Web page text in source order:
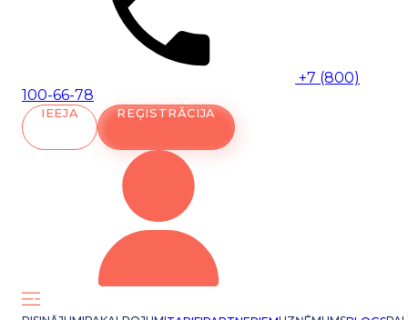
+7 (800)
100-66-78
IEEJA REĢISTRĀCIJA